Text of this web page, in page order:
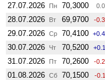
27.07.2026 Пн 70,3000
28.07.2026 Вт 69,9700 -
29.07.2026 Ср 70,4100
30.07.2026 Чт 70,5200
31.07.2026 Пт 70,2600 -
01.08.2026 Сб 70,1500 -